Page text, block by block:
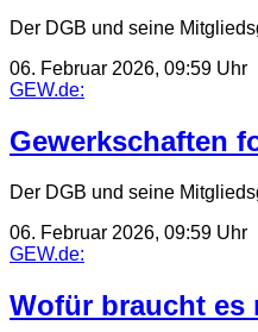
Der DGB und seine
06. Februar 2026, 09:59 Uhr
GEW.de:
Gewerkschaften
Der DGB und seine
06. Februar 2026, 09:59 Uhr
GEW.de:
Wofür braucht es